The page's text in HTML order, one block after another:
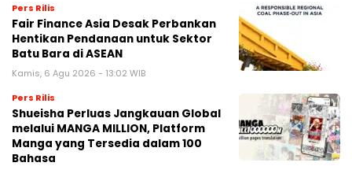
Pers Rilis
Fair Finance Asia Desak Perbankan
Hentikan Pendanaan untuk Sektor
Batu Bara di ASEAN
Kamis, 6 Agu 2026 - 13:02 WIB
Pers Rilis
Shueisha Perluas Jangkauan Global
melalui MANGA MILLION, Platform
Manga yang Tersedia dalam 100
Bahasa